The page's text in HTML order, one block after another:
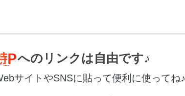
へのリンクは自由です♪
サイトやSNSに貼って便利に使ってね♪